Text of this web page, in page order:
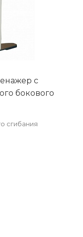
с
бокового
сгибания